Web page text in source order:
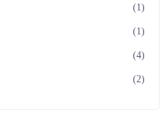
(1)
(1)
(4)
(2)